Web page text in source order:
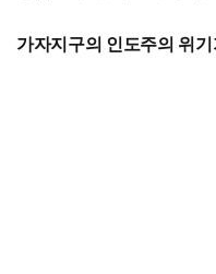
가자지구의 인도주의 위